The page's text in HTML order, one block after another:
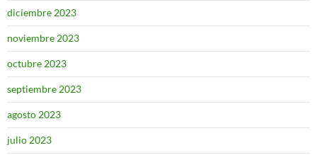
diciembre 2023
noviembre 2023
octubre 2023
septiembre 2023
agosto 2023
julio 2023